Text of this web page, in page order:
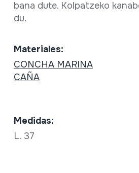
bana dute. Kolpatzeko
du.
Materiales:
CONCHA MARINA
CAÑA
Medidas:
L. 37